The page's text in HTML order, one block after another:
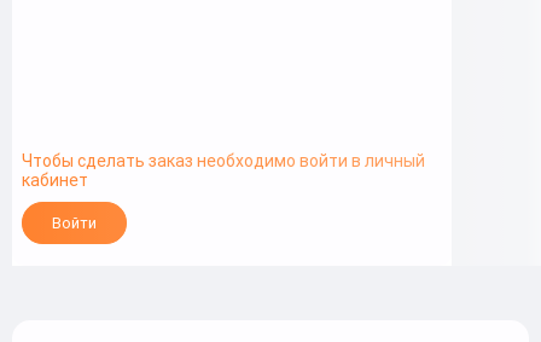
Чтобы сделать заказ необходимо войти в личный
кабинет
Войти